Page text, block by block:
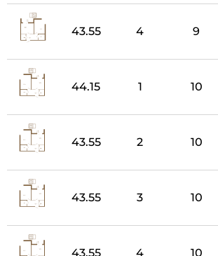
43.55 4 9
44.15 1 10
43.55 2 10
43.55 3 10
43.55 4 10